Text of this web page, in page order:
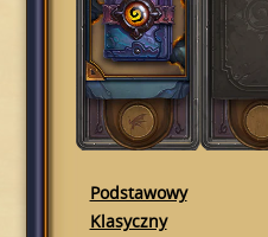
Podstawowy
Klasyczny